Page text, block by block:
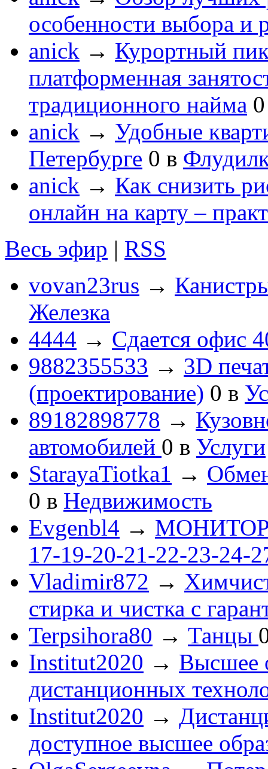
особенности выбора и
anick → Курортный
платформенная
традиционного найма 0
anick → Удобные
Петербурге 0 в
anick → Как снизить
онлайн на карту –
Весь эфир | RSS
vovan23rus →
Железка
4444 → Сдается офис
9882355533 → 3D
(проектирование) 0 в
89182898778 →
автомобилей 0 в Услуги
StarayaTiotka1 →
0 в Недвижимость
Evgenbl4 → МОНИТОРЫ
17-19-20-21-22-23-24-
Vladimir872 →
стирка и чистка с
Terpsihora80 → Танцы
Institut2020 → Высшее
дистанционных
Institut2020 →
доступное высшее